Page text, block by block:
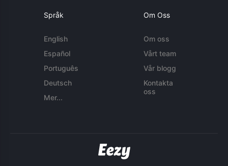
Språk
English
Español
Português
Deutsch
Mer...
Om Oss
Om oss
Vårt team
Vår blogg
Kontakta
oss